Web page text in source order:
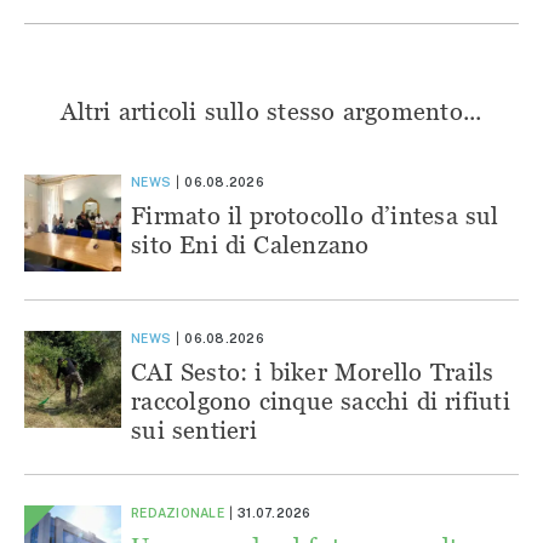
Altri articoli sullo stesso argomento...
NEWS 06.08.2026
Firmato il protocollo d’intesa sul
sito Eni di Calenzano
NEWS 06.08.2026
CAI Sesto: i biker Morello Trails
raccolgono cinque sacchi di rifiuti
sui sentieri
REDAZIONALE 31.07.2026